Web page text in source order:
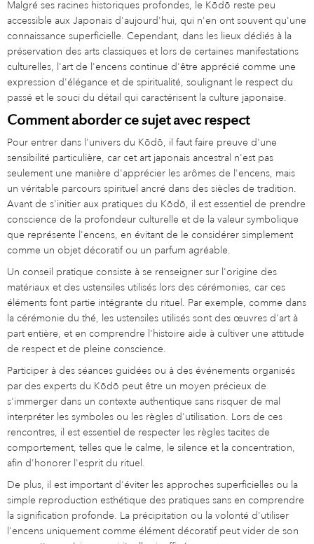
Malgré ses racines historiques profondes, le Kōdō reste peu
accessible aux Japonais d'aujourd'hui, qui n'en ont souvent qu'une
connaissance superficielle. Cependant, dans les lieux dédiés à la
préservation des arts classiques et lors de certaines manifestations
culturelles, l'art de l'encens continue d'être apprécié comme une
expression d'élégance et de spiritualité, soulignant le respect du
passé et le souci du détail qui caractérisent la culture japonaise.
Comment aborder ce sujet avec respect
Pour entrer dans l'univers du Kōdō, il faut faire preuve d'une
sensibilité particulière, car cet art japonais ancestral n'est pas
seulement une manière d'apprécier les arômes de l'encens, mais
un véritable parcours spirituel ancré dans des siècles de tradition.
Avant de s'initier aux pratiques du Kōdō, il est essentiel de prendre
conscience de la profondeur culturelle et de la valeur symbolique
que représente l'encens, en évitant de le considérer simplement
comme un objet décoratif ou un parfum agréable.
Un conseil pratique consiste à se renseigner sur l'origine des
matériaux et des ustensiles utilisés lors des cérémonies, car ces
éléments font partie intégrante du rituel. Par exemple, comme dans
la cérémonie du thé, les ustensiles utilisés sont des œuvres d'art à
part entière, et en comprendre l'histoire aide à cultiver une attitude
de respect et de pleine conscience.
Participer à des séances guidées ou à des événements organisés
par des experts du Kōdō peut être un moyen précieux de
s'immerger dans un contexte authentique sans risquer de mal
interpréter les symboles ou les règles d'utilisation. Lors de ces
rencontres, il est essentiel de respecter les règles tacites de
comportement, telles que le calme, le silence et la concentration,
afin d'honorer l'esprit du rituel.
De plus, il est important d'éviter les approches superficielles ou la
simple reproduction esthétique des pratiques sans en comprendre
la signification profonde. La précipitation ou la volonté d'utiliser
l'encens uniquement comme élément décoratif peut vider de son